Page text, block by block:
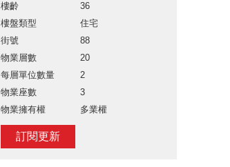
樓齡
36
樓盤類型
住宅
街號
88
物業層數
20
每層單位數量
2
物業座數
3
物業擁有權
多業權
訂閱更新